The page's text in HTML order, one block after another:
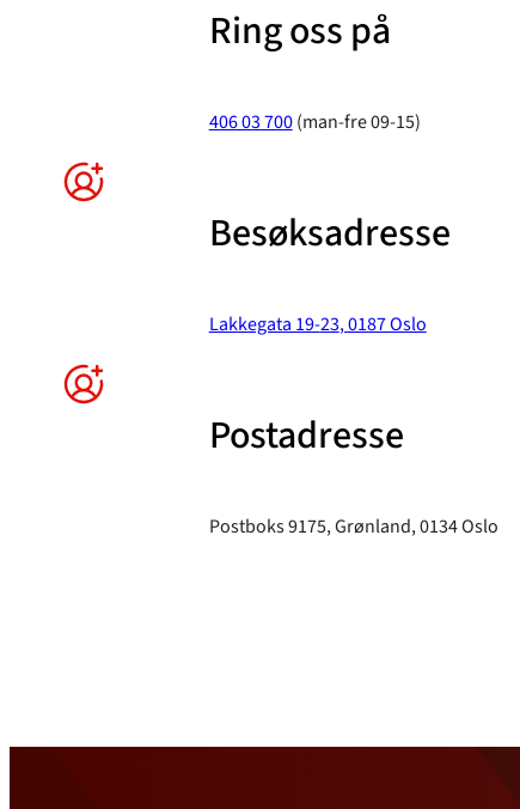
Ring oss på
406 03 700(man-fre 09-15)
Besøksadresse
Lakkegata 19-23, 0187 Oslo
Postadresse
Postboks 9175, Grønland, 0134 Oslo